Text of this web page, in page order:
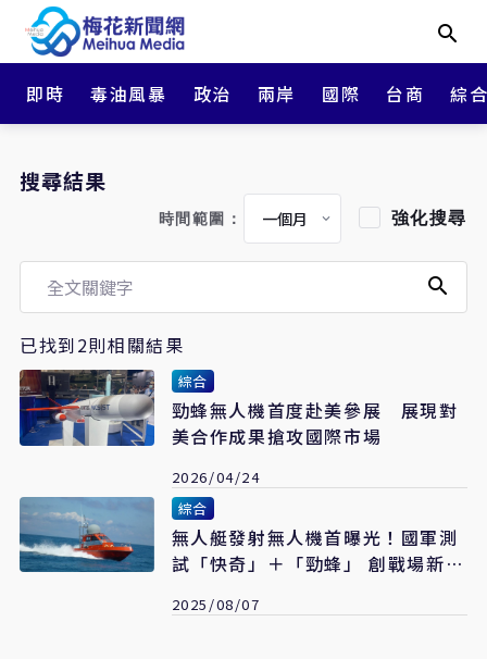
即時 毒油風暴 政治 兩岸 國際 台商 綜
搜尋結果
時間範圍： 強化搜尋
已找到2則相關結果
綜合
勁蜂無人機首度赴美參展 展現對
美合作成果搶攻國際市場
2026/04/24
綜合
無人艇發射無人機首曝光！國軍測
試「快奇」＋「勁蜂」 創戰場新模
2025/08/07